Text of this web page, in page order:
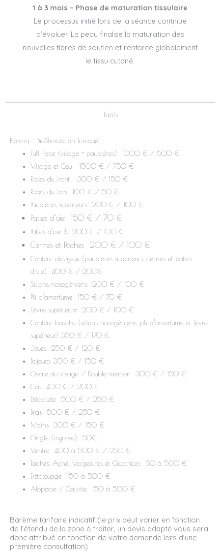
1 à 3 mois – Phase de maturation tissulaire
Le processus initié lors de la séance continue
d’évoluer. La peau finalise la maturation des
nouvelles fibres de soutien et renforce globalement
le tissu cutané.
Tarifs
Plasma – BioStimulation Ionique
Full Face (visage + paupières) 1000 € / 500 €
Visage et Cou 1500 € / 750 €
Rides du front 300 € / 150 €
Rides du lion 100 € / 50 €
Paupières supérieurs 200 € / 100 €
Pattes d’oie 150 € / 70 €
Pattes d’oie XL 200 € / 100 €
Cernes et Poches 200 € / 100 €
Contour des yeux (paupières supérieurs, cernes et pattes
d’oie) 400 € / 200€
Sillons nasogéniens 200 € / 100 €
Pli d’amertume 150 € / 70 €
Lèvre supérieure 200 € / 100 €
Contour bouche (sillons nasogéniens, pli d’amertume et lèvre
supérieur) 350 € / 170 €
Joues 250 € / 120 €
Bajoues 300 € / 150 €
Ovale du visage / Double menton 300 € / 150 €
Cou 400 € / 200 €
Décolleté 500 € / 250 €
Bras 500 € / 250 €
Mains 300 € / 150 €
Ongle (mycose) 50€
Ventre 400 à 500 € / 250 €
Taches, Acné, Vergetures et Cicatrices 50 à 500 €
Détatouage 150 à 500 €
Alopécie / Calvitie 150 à 500 €
Barème tarifaire indicatif (le prix peut varier en fonction
de l’étendu de la zone à traiter, un devis adapté vous sera
donc attribué en fonction de votre demande lors d'une
première consultation)